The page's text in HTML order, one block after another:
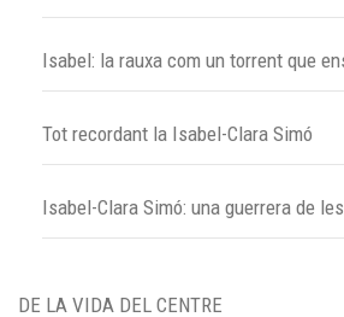
Isabel: la rauxa com un torrent que
Tot recordant la Isabel-Clara Simó
Isabel-Clara Simó: una guerrera de
DE LA VIDA DEL CENTRE